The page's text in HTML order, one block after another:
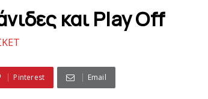
και Play Off
Pinterest Email